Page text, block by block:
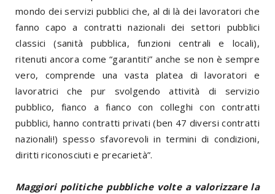
mondo dei servizi pubblici che, al di là dei lavoratori che
fanno capo a contratti nazionali dei settori pubblici
classici (sanità pubblica, funzioni centrali e locali),
ritenuti ancora come “garantiti” anche se non è sempre
vero, comprende una vasta platea di lavoratori e
lavoratrici che pur svolgendo attività di servizio
pubblico, fianco a fianco con colleghi con contratti
pubblici, hanno contratti privati (ben 47 diversi contratti
nazionali!) spesso sfavorevoli in termini di condizioni,
diritti riconosciuti e precarietà”.
Maggiori politiche pubbliche volte a valorizzare la